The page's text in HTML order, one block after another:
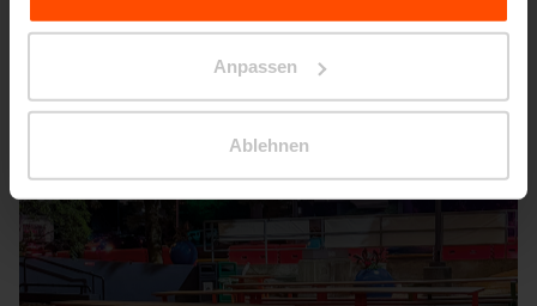
Für weitere Informationen besuchen Sie bitte Principles
Anpassen
Ablehnen